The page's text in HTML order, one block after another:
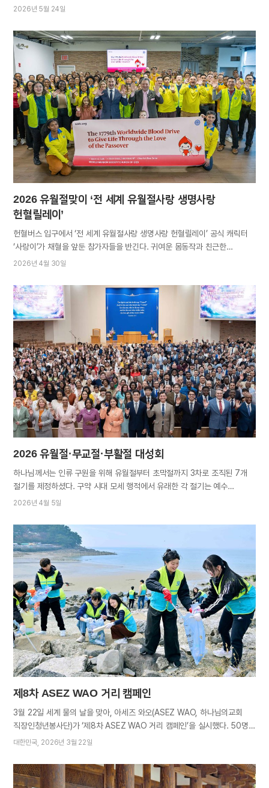
열렸다. 절기를 통해, 예수님의 승천을 기념하고 늦은 비 성령 강림을 간구한
다졌다. 권능의 하나님과 동행하며 이루는 복음_승천일 기념예배 부활 후
40일째에 일어난 예수 그리스도의 승천은 초대교회 성도들에게 승천의
확신과 소망을 심어주었으며, 열흘 뒤 오순절에 내린 이른 비 성령은 이방의
뭇사람에게도 그 소망과 축복을 널리 전하는 전환점이 되었다. 어머니께서는
승천일 기념예배를 맞아, 자녀들이 초대교회 성도들처럼 타인을 긍휼히
여기며 간절하고 담대하게 구원의 기별을 전해 아버지의 은혜에 보답하는
생애를 살길 기도하셨다. 그 뜻을 전심으로 이루도록 “열심히 기도해서
오순절 성령을 충만히 받자”고 성도들을 격려하셨다. 뉴질랜드 제2오클랜드
교회 미국 NJ 크랜퍼드 교회 짐바브웨 하라레 교회 필리핀 제너럴산토스
교회…
2026년 5월 24일
2026 유월절맞이 ‘전 세계 유월절사랑 생명사랑
헌혈릴레이’
헌혈버스 입구에서 ‘전 세계 유월절사랑 생명사랑 헌혈릴레이’ 공식 캐릭터
‘사랑이’가 채혈을 앞둔 참가자들을 반긴다. 귀여운 몸동작과 친근한
이미지로 참가자들의 긴장을 풀어주고 웃음을 자아내는 한편, 시민들의
생명사랑 헌혈릴레이’가 3~4월 두 달간 23개국에서 집중적으로 진행됐다.
유월절 대성회 전후로, 새 언약에 담긴 그리스도의 박애정신을 본받아
위기에 처한 생명을 살리고 이웃사랑을 실천하고자 하는 행보다. 대한민국
부산수영교회 대한민국 광양교회 한국에서는 현재 고령화 등 여러 이유로
환자가 증가하면서 혈액의 수요가 늘고 있는 반면 공급은 달리는 상황이다.
질병 치료제로 사용되는 혈장은 만성적으로 부족해 다른 국가에서 일부
물량을 수입하고 있다. 헌혈릴레이에 참석한 김한규 대한적십자사
경기혈액원장은 “보통 겨울이 지나면 혈액 수급량이 늘어나지만 여전히 적정
보유량이 채워지지 않고 있다”고 우려를 나타내며 행사를 반겼다. 해외도
사정은 비슷하다. 헌혈에 대한 부정적 인식, 헌혈…
2026년 4월 30일
2026 유월절·무교절·부활절 대성회
하나님께서는 인류 구원을 위해 유월절부터 초막절까지 3차로 조직된 7개
절기를 제정하셨다. 구약 시대 모세 행적에서 유래한 각 절기는 예수
그리스도께서 이루실 구원의 역사를 보여주는 예언이기도 하다. 하나님의
깃든 하나님의 사랑과 천국 소망을 전파한다. 4월 1일(성력 1월 14일) 저녁
유월절대성회를 기점으로 2026년 연간 절기의 막이 올랐다. 2일(성력 1월
15일)에는 무교절 대성회가, 5일(무교절 후 첫 안식일 이튿날)에는 부활절
대성회가 차례로 거행됐다. 세계 175개국 하나님의 교회 성도들은 구원의
진리를 허락하신 하나님께 감사하며 경건히 절기를 지켰다. 도미니카공화국
산티아고교회 멕시코 나우칼판교회 페루 리마 라몰리나교회 영생의 비밀,
생명과를 먹는 날_유월절 대성회 새 언약 유월절은 예수님께서 십자가
고난을 앞두고 제자들과 함께 지키기를 원하고 원하셨던 절기다(눅 22장
14~15절). 천국에 들어가려면 반드시 필요한 영생이 유월절에 약속되어
있기 때문이다.…
2026년 4월 5일
제8차 ASEZ WAO 거리 캠페인
3월 22일 세계 물의 날을 맞아, 아세즈 와오(ASEZ WAO, 하나님의교회
직장인청년봉사단)가 ‘제8차 ASEZ WAO 거리 캠페인’을 실시했다. 50명의
아세즈 와오 활동가들이 각각 서울 서초구 양재천 칸트의 산책길 일원과
캠페인을 벌였다. ‘활동가’란 아세즈 와오 회원 가운데 선별되어 전문 환경
교육을 받고 환경활동을 하는 회원을 가리킨다. 두 지역의 캠페인은 시민과
대한민국 2026년 3월 22일